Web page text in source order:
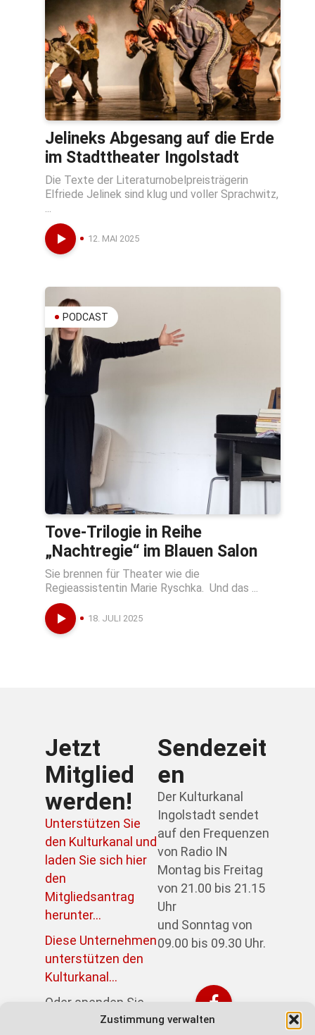
Zustimmung verwalten
Jelineks Abgesang auf die Erde
im Stadttheater Ingolstadt
Die Texte der Literaturnobelpreisträgerin
Elfriede Jelinek sind klug und voller Sprachwitz,
...
12. MAI 2025
PODCAST
Tove-Trilogie in Reihe
„Nachtregie“ im Blauen Salon
Sie brennen für Theater wie die
Regieassistentin Marie Ryschka. Und das ...
18. JULI 2025
Jetzt
Mitglied
werden!
Unterstützen Sie
den Kulturkanal und
laden Sie sich hier
den
Mitgliedsantrag
herunter...
Diese Unternehmen
unterstützen den
Kulturkanal...
Oder spenden Sie
direkt über PayPal:
Sendezeit
en
Der Kulturkanal
Ingolstadt sendet
auf den Frequenzen
von Radio IN
Montag bis Freitag
von 21.00 bis 21.15
Uhr
und Sonntag von
09.00 bis 09.30 Uhr.